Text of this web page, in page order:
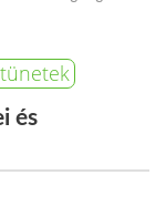
tünetek
és